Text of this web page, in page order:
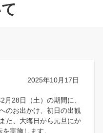
2025年10月17日
28日（土）の期間に、
のお出かけ、初日の出観
た、大晦日から元旦にか
実施します。